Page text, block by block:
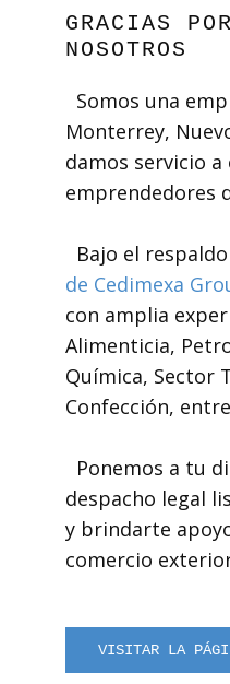
GRACIAS
NOSOTROS
Somos una
Monterrey,
damos servicio
emprendedores
Bajo el
de Cedimexa
con amplia
Alimenticia,
Química, Sector
Confección,
Ponemos a tu
despacho legal
y brindarte
comercio
VISITAR LA